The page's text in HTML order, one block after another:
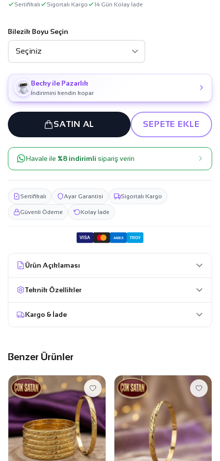
Sertifikalı Sigortalı Kargo 14 Gün Kolay İade
Bilezik Boyu Seçin
Becky ile Pazarlık
İndirimini kendin kopar
SATIN AL SEPETE EKLE
Havale ile %8 indirimli sipariş verin
Sertifikalı Ayar Garantisi Sigortalı Kargo
Güvenli Ödeme Kolay İade
VISA AMEX TROY
Ürün Açıklaması
Teknik Özellikler
Kargo & İade
Benzer Ürünler